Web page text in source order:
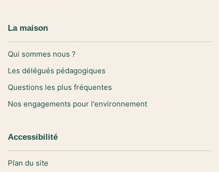
La maison
Qui sommes nous ?
Les délégués pédagogiques
Questions les plus fréquentes
Nos engagements pour l'environnement
Accessibilité
Plan du site